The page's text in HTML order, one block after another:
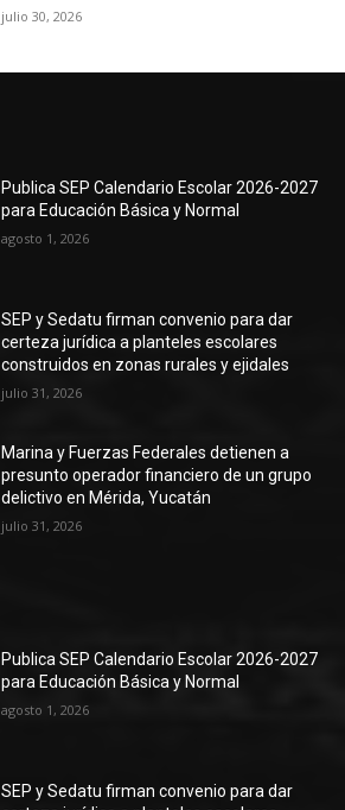
julio 30, 2026
Publica SEP Calendario Escolar 2026-2027
para Educación Básica y Normal
agosto 1, 2026
SEP y Sedatu firman convenio para dar
certeza jurídica a planteles escolares
construidos en zonas rurales y ejidales
julio 31, 2026
Marina y Fuerzas Federales detienen a
presunto operador financiero de un grupo
delictivo en Mérida, Yucatán
julio 31, 2026
Publica SEP Calendario Escolar 2026-2027
para Educación Básica y Normal
agosto 1, 2026
SEP y Sedatu firman convenio para dar